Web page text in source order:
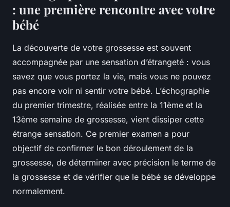
: une première rencontre avec votre
bébé
La découverte de votre grossesse est souvent
accompagnée par une sensation d’étrangeté : vous
savez que vous portez la vie, mais vous ne pouvez
pas encore voir ni sentir votre bébé. L’échographie
du premier trimestre, réalisée entre la 11ème et la
13ème semaine de grossesse, vient dissiper cette
étrange sensation. Ce premier examen a pour
objectif de confirmer le bon déroulement de la
grossesse, de déterminer avec précision le terme de
la grossesse et de vérifier que le bébé se développe
normalement.